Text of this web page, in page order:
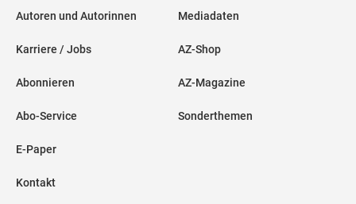
Autoren und Autorinnen
Karriere / Jobs
Abonnieren
Abo-Service
E-Paper
Kontakt
Mediadaten
AZ-Shop
AZ-Magazine
Sonderthemen